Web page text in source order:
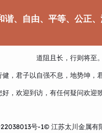
谐、自由、平等、公正
道阻且长，行则将至。
健，君子以自强不息，地势坤，
好，欢迎到访，有任何疑问欢迎
号-1© 江苏太川金属有